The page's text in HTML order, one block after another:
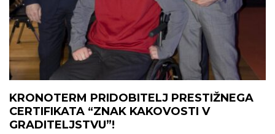
KRONOTERM PRIDOBITELJ PRESTIŽNEGA
CERTIFIKATA “ZNAK KAKOVOSTI V
GRADITELJSTVU”!